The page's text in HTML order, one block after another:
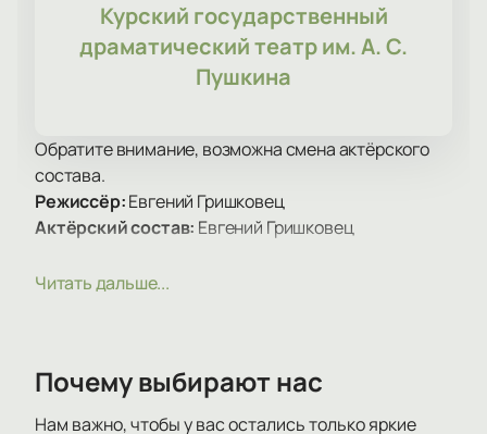
Курский государственный
драматический театр им. А. С.
Пушкина
Обратите внимание, возможна смена актёрского
состава.
Режиссёр:Евгений Гришковец
Актёрский состав: Евгений Гришковец
Билеты на моноспектакль Евгения
с участием Евгения Гришковца. Купить билеты на
моноспектакль Евгения Гришковца «Когда я
боюсь» можно для всех гостей, включая
Читать дальше...
Почему выбирают нас
Нам важно, чтобы у вас остались только яркие